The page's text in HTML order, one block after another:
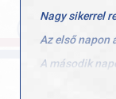
Nagy sikerrel
Az első napon
A második